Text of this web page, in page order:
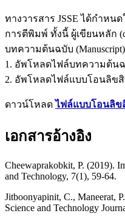
ทางวารสาร JSSE ได้กำห
การตีพิมพ์ ทั้งนี้ ผู้เขียนหลัก
บทความต้นฉบับ
1. อัพโหลดไฟล์บทความต้นฉบั
2. อัพโหลดไฟล์แบบโอนลิขสิท
ดาวน์โหลดไฟล์แบบโอนลิข
เอกสารอ้างอิง
Cheewaprakobkit, P. (2019).
and Technology, 7(1), 59-64.
Jitboonyapinit, C., Maneerat,
Science and Technology